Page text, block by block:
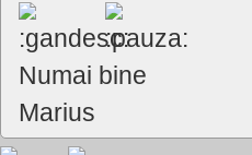
Numai bine
Marius